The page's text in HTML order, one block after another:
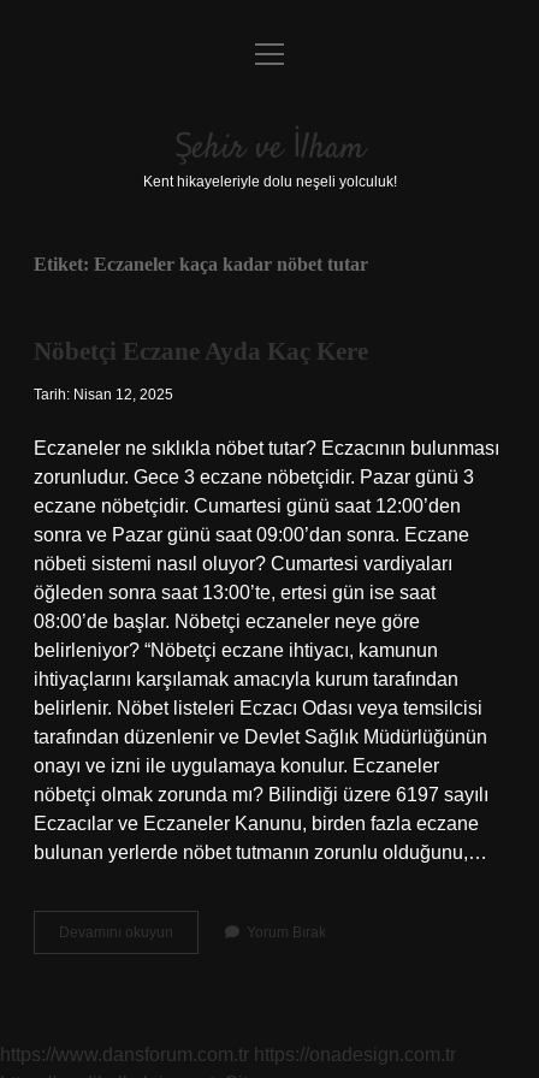
Anasayfa
Yasal Uyarı
menüyü
Şehir ve İlham
Kent hikayeleriyle dolu neşeli yolculuk!
Etiket: Eczaneler kaça kadar nöbet tutar
Nöbetçi Eczane Ayda Kaç Kere
Tarih: Nisan 12, 2025
Eczaneler ne sıklıkla nöbet tutar? Eczacının bulunması
zorunludur. Gece 3 eczane nöbetçidir. Pazar günü 3
eczane nöbetçidir. Cumartesi günü saat 12:00’den
sonra ve Pazar günü saat 09:00’dan sonra. Eczane
nöbeti sistemi nasıl oluyor? Cumartesi vardiyaları
öğleden sonra saat 13:00’te, ertesi gün ise saat
08:00’de başlar. Nöbetçi eczaneler neye göre
belirleniyor? “Nöbetçi eczane ihtiyacı, kamunun
ihtiyaçlarını karşılamak amacıyla kurum tarafından
belirlenir. Nöbet listeleri Eczacı Odası veya temsilcisi
tarafından düzenlenir ve Devlet Sağlık Müdürlüğünün
onayı ve izni ile uygulamaya konulur. Eczaneler
nöbetçi olmak zorunda mı? Bilindiği üzere 6197 sayılı
Eczacılar ve Eczaneler Kanunu, birden fazla eczane
bulunan yerlerde nöbet tutmanın zorunlu olduğunu,…
Devamını okuyun
Eczane
Yorum Bırak
https://www.dansforum.com.tr https://onadesign.com.tr